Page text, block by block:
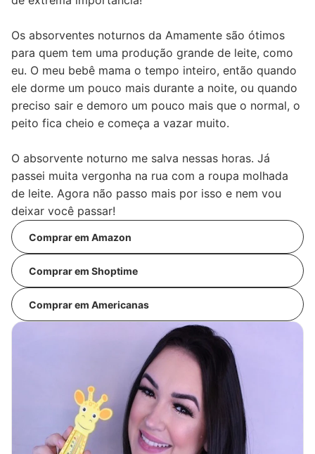
Os absorventes noturnos da Amamente são ótimos
para quem tem uma produção grande de leite, como
eu. O meu bebê mama o tempo inteiro, então quando
ele dorme um pouco mais durante a noite, ou quando
preciso sair e demoro um pouco mais que o normal, o
peito fica cheio e começa a vazar muito.
O absorvente noturno me salva nessas horas. Já
passei muita vergonha na rua com a roupa molhada
de leite. Agora não passo mais por isso e nem vou
deixar você passar!
Comprar em Amazon
Comprar em Shoptime
Comprar em Americanas